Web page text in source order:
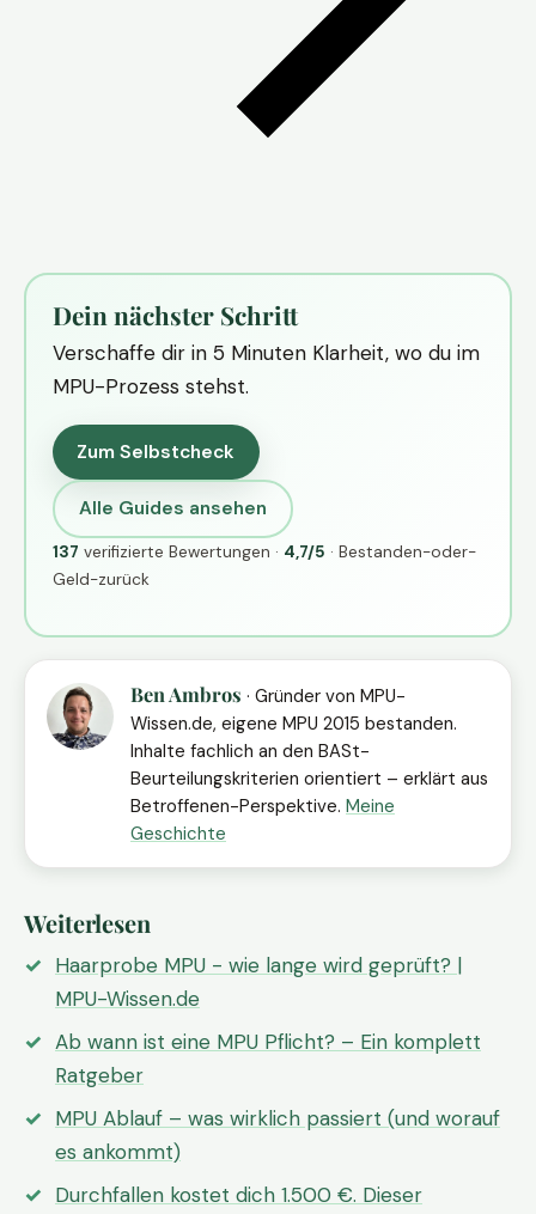
Dein nächster Schritt
Verschaffe dir in 5 Minuten Klarheit, wo du im
MPU-Prozess stehst.
Zum Selbstcheck
Alle Guides ansehen
137 verifizierte Bewertungen · 4,7/5 · Bestanden-oder-
Geld-zurück
Ben Ambros · Gründer von MPU-
Wissen.de, eigene MPU 2015 bestanden.
Inhalte fachlich an den BASt-
Beurteilungskriterien orientiert – erklärt aus
Betroffenen-Perspektive. Meine
Geschichte
Weiterlesen
Haarprobe MPU - wie lange wird geprüft? |
MPU-Wissen.de
Ab wann ist eine MPU Pflicht? – Ein komplett
Ratgeber
MPU Ablauf – was wirklich passiert (und worauf
es ankommt)
Durchfallen kostet dich 1.500 €. Dieser